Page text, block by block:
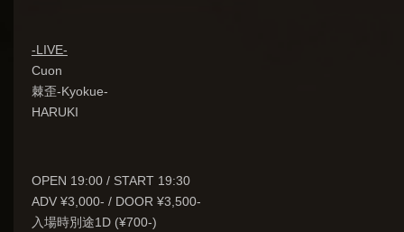
-LIVE-
Cuon
棘歪-Kyokue-
HARUKI
OPEN 19:00 / START 19:30
ADV ¥3,000- / DOOR ¥3,500-
入場時別途1D (¥700-)